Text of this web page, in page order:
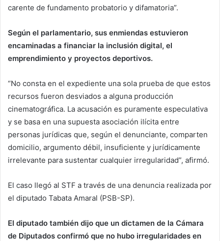
carente de fundamento probatorio y difamatoria”.
Según el parlamentario, sus enmiendas estuvieron
encaminadas a financiar la inclusión digital, el
emprendimiento y proyectos deportivos.
“No consta en el expediente una sola prueba de que estos
recursos fueron desviados a alguna producción
cinematográfica. La acusación es puramente especulativa
y se basa en una supuesta asociación ilícita entre
personas jurídicas que, según el denunciante, comparten
domicilio, argumento débil, insuficiente y jurídicamente
irrelevante para sustentar cualquier irregularidad”, afirmó.
El caso llegó al STF a través de una denuncia realizada por
el diputado Tabata Amaral (PSB-SP).
El diputado también dijo que un dictamen de la Cámara
de Diputados confirmó que no hubo irregularidades en